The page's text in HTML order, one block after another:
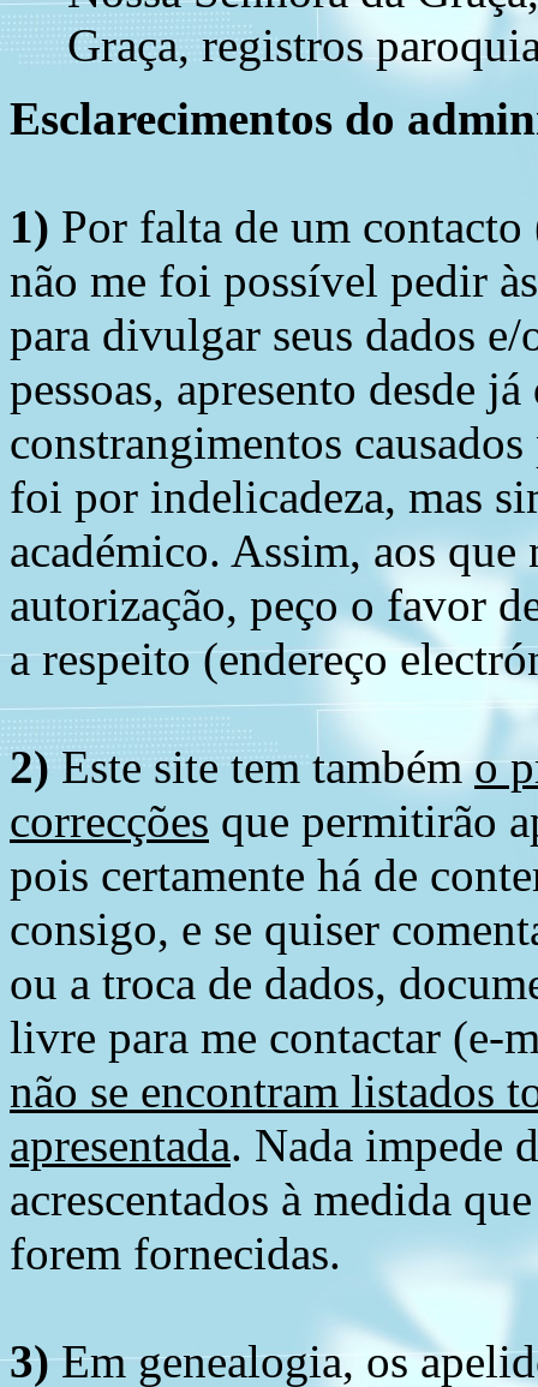
Graça, registros
Esclarecimentos do
1) Por falta de um
não me foi possível pedir
para divulgar seus dados
pessoas, apresento desde
constrangimentos
foi por indelicadeza, mas
académico. Assim, aos
autorização, peço o favor
a respeito (endereço
2) Este site tem tambémo
correcções que permitirão
pois certamente há de
consigo, e se quiser
ou a troca de dados,
livre para me contactar (e-
não se encontram listados
apresentada. Nada impede
acrescentados à medida
forem fornecidas.
3)Em genealogia, os